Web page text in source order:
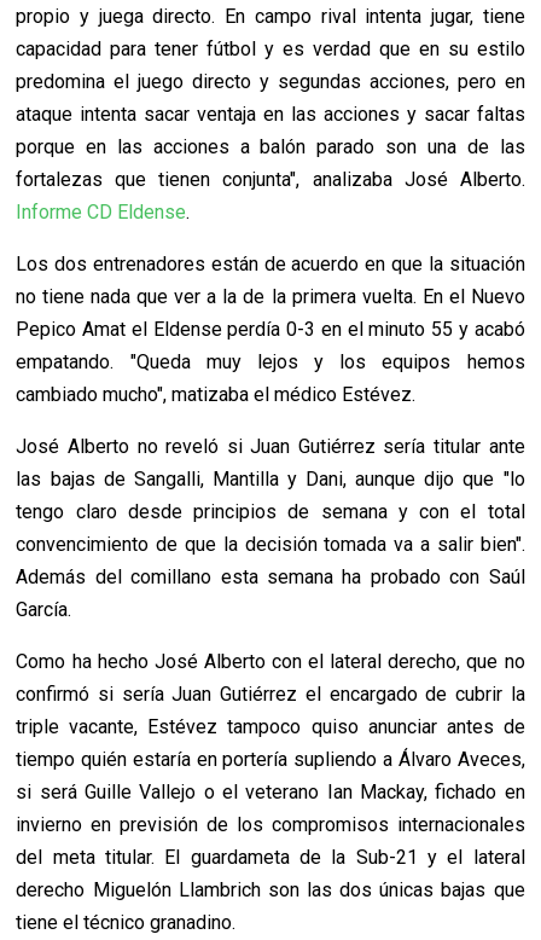
propio y juega directo. En campo rival intenta jugar, tiene
capacidad para tener fútbol y es verdad que en su estilo
predomina el juego directo y segundas acciones, pero en
ataque intenta sacar ventaja en las acciones y sacar faltas
porque en las acciones a balón parado son una de las
fortalezas que tienen conjunta", analizaba José Alberto.
Informe CD Eldense.
Los dos entrenadores están de acuerdo en que la situación
no tiene nada que ver a la de la primera vuelta. En el Nuevo
Pepico Amat el Eldense perdía 0-3 en el minuto 55 y acabó
empatando. "Queda muy lejos y los equipos hemos
cambiado mucho", matizaba el médico Estévez.
José Alberto no reveló si Juan Gutiérrez sería titular ante
las bajas de Sangalli, Mantilla y Dani, aunque dijo que "lo
tengo claro desde principios de semana y con el total
convencimiento de que la decisión tomada va a salir bien".
Además del comillano esta semana ha probado con Saúl
García.
Como ha hecho José Alberto con el lateral derecho, que no
confirmó si sería Juan Gutiérrez el encargado de cubrir la
triple vacante, Estévez tampoco quiso anunciar antes de
tiempo quién estaría en portería supliendo a Álvaro Aveces,
si será Guille Vallejo o el veterano Ian Mackay, fichado en
invierno en previsión de los compromisos internacionales
del meta titular. El guardameta de la Sub-21 y el lateral
derecho Miguelón Llambrich son las dos únicas bajas que
tiene el técnico granadino.